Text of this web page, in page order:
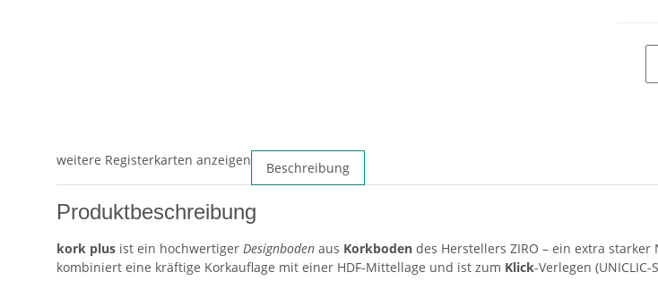
weitere Registerkarten anzeigen Beschreibung
Produktbeschreibung
kork plus ist ein hochwertiger Designboden aus Korkboden des Herstellers ZIRO – ein extra
kombiniert eine kräftige Korkauflage mit einer HDF-Mittellage und ist zum Klick-Verlegen